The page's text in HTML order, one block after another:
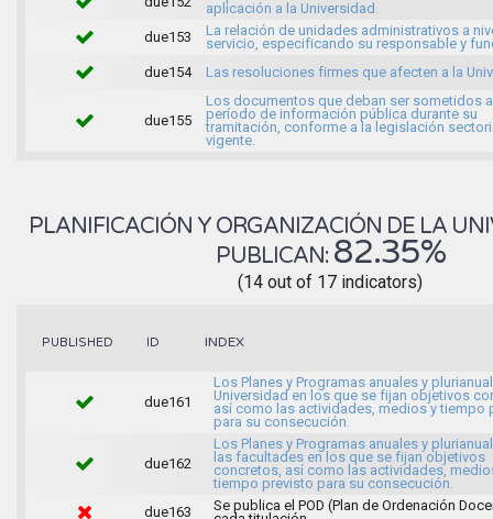
aplicación a la Universidad.
due153
La relación de unidades administrativos a
servicio, especificando su responsable y
due154
Las resoluciones firmes que afecten a la
due155
Los documentos que deban ser sometidos
período de información pública durante su
tramitación, conforme a la legislación
vigente.
PLANIFICACIÓN Y ORGANIZACIÓN DE LA
PUBLICAN: 82.35%
(14 out of 17 indicators)
PUBLISHED ID INDEX
due161
Los Planes y Programas anuales y
Universidad en los que se fijan objetivos
así como las actividades, medios y tiempo
para su consecución.
due162
Los Planes y Programas anuales y
las facultades en los que se fijan objetivos
concretos, así como las actividades,
tiempo previsto para su consecución.
due163
Se publica el POD (Plan de Ordenación